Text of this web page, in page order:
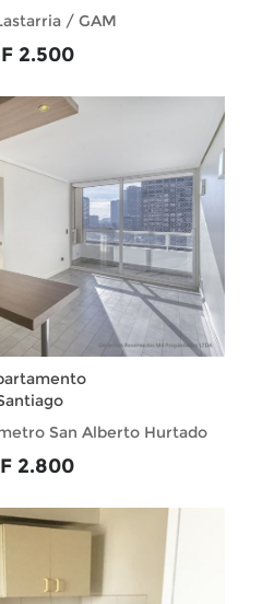
/ GAM
2.500
San Alberto Hurtado
2.800